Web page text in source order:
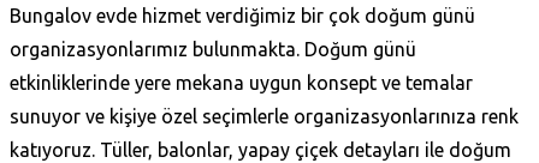
Bungalov evde hizmet verdiğimiz bir çok doğum günü
organizasyonlarımız bulunmakta. Doğum günü
etkinliklerinde yere mekana uygun konsept ve temalar
sunuyor ve kişiye özel seçimlerle organizasyonlarınıza renk
katıyoruz. Tüller, balonlar, yapay çiçek detayları ile doğum